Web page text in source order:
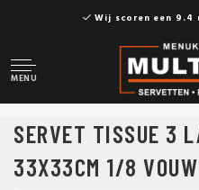
Wij scoren een 9.4
MENU
SERVET TISSUE 3
33X33CM 1/8